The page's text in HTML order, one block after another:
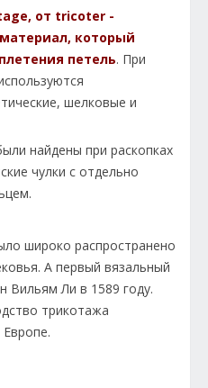
от tricoter -
который
петель. При
шелковые и
найдены при раскопках
чулки с отдельно
широко распространено
А первый вязальный
Вильям Ли в 1589 году.
трикотажа